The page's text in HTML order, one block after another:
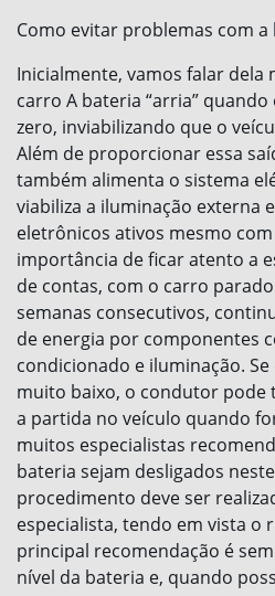
Como evitar problemas com a
Inicialmente, vamos falar dela
carro A bateria “arria”
zero, inviabilizando que o
Além de proporcionar essa
também alimenta o sistema
viabiliza a iluminação externa
eletrônicos ativos mesmo
importância de ficar atento a
de contas, com o carro
semanas consecutivos,
de energia por componentes
condicionado e iluminação.
muito baixo, o condutor pode
a partida no veículo quando
muitos especialistas
bateria sejam desligados
procedimento deve ser
especialista, tendo em vista o
principal recomendação é
nível da bateria e, quando